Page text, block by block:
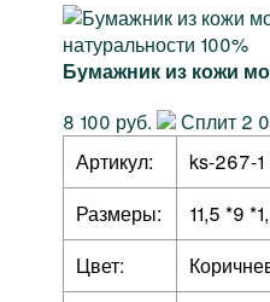
натуральности 100%
Бумажник из кожи
8 100 руб.
Сплит 2
Артикул:
ks-267-1
Размеры:
11,5 *9
Цвет: